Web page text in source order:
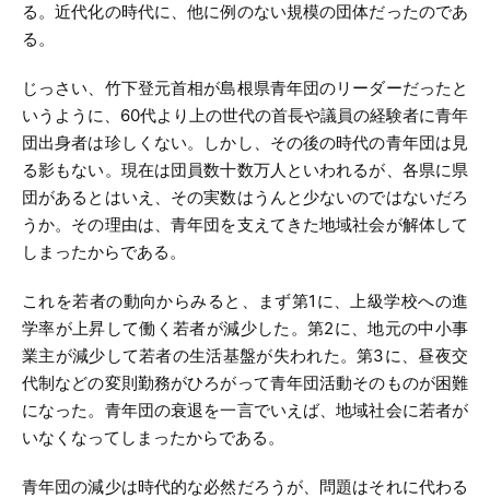
る。近代化の時代に、他に例のない規模の団体だったのであ
る。
じっさい、竹下登元首相が島根県青年団のリーダーだったと
いうように、60代より上の世代の首長や議員の経験者に青年
団出身者は珍しくない。しかし、その後の時代の青年団は見
る影もない。現在は団員数十数万人といわれるが、各県に県
団があるとはいえ、その実数はうんと少ないのではないだろ
うか。その理由は、青年団を支えてきた地域社会が解体して
しまったからである。
これを若者の動向からみると、まず第1に、上級学校への進
学率が上昇して働く若者が減少した。第2に、地元の中小事
業主が減少して若者の生活基盤が失われた。第3に、昼夜交
代制などの変則勤務がひろがって青年団活動そのものが困難
になった。青年団の衰退を一言でいえば、地域社会に若者が
いなくなってしまったからである。
青年団の減少は時代的な必然だろうが、問題はそれに代わる